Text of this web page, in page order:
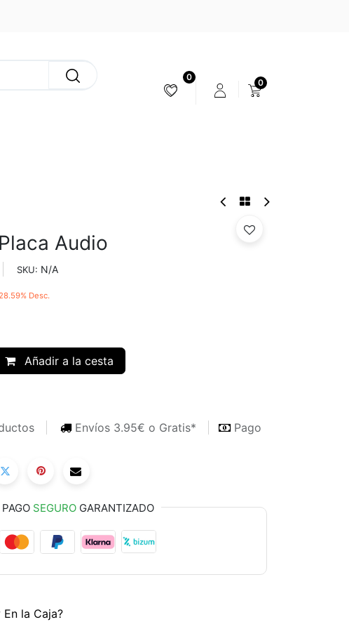
0
0
Audio
SKU: N/A
28.59% Desc.
Añadir a la cesta
Envíos 3.95€ o Gratis*
Pago
PAGO SEGUROGARANTIZADO
En la Caja?